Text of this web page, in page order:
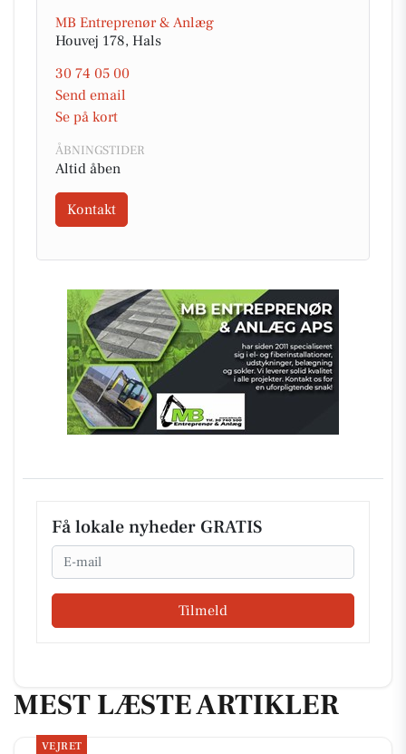
MB Entreprenør & Anlæg
Houvej 178, Hals
30 74 05 00
Send email
Se på kort
ÅBNINGSTIDER
Altid åben
Kontakt
Få lokale nyheder GRATIS
Email
Tilmeld
MEST LÆSTE ARTIKLER
VEJRET